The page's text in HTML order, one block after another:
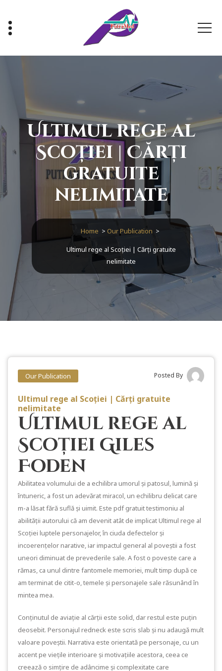
content
Ultimul rege al
Scoției | Cărți
gratuite
nelimitate
Home > Our Publication >
Ultimul rege al Scoției | Cărți gratuite
nelimitate
Our Publication Posted By
Ultimul rege al Scoției | Cărți gratuite
nelimitate
Ultimul rege al
Scoției Giles
Foden
Abilitatea volumului de a echilibra umorul și patosul, lumină și
întuneric, a fost un adevărat miracol, un echilibru delicat care
m-a lăsat fără suflă și uimit. Este pdf gratuit testimoniu al
abilității autorului că am devenit atât de implicat Ultimul rege al
Scoției luptele personajelor, în ciuda defectelor și
incoerențelor narative, iar impactul general al poveștii a fost
uneori diminuat de prevederile sale. A fost o poveste care a
rămas, ca unul dintre fantomele memoriei, mult timp după ce
am terminat de citit-o, temele și personajele sale răsunând în
mintea mea.
Conținutul de aviație al cărții este solid, dar restul este puțin
deosebit. Personajul redneck este scris slab și nu adaugă mult
valoare poveștii. Narrativa este orientată pe personaje, cu un
accent pe viețile interioare și motivațiile acestora, ceea ce
creează o simțire de adâncime și complexitate care